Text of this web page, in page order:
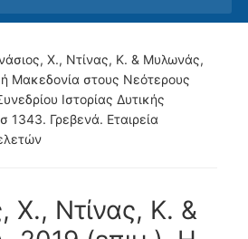
Χ., Ντίνας, Κ. & Μυλωνάς,
Μακεδονία στους Νεότερους
Ιστορίας Δυτικής
1343. Γρεβενά. Εταιρεία
Χ., Ντίνας, Κ. &